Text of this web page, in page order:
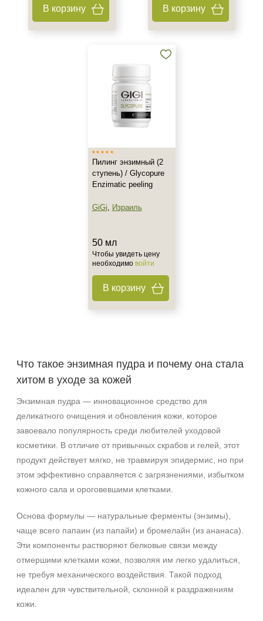
Любой возраст (от 18 лет)
Результат
Обновление клеток
Ровный тон
Сияние
Область применения
Лицо
Шея
Объём
В корзину В корзину
Пилинг энзимный (2
ступень) / Glycopure
Enzimatic peeling
GiGi, Израиль
50 мл
Чтобы увидеть цену
необходимо войти
В корзину
Что такое энзимная пудра и почему она стала
хитом в уходе за кожей
Энзимная пудра — инновационное средство для
деликатного очищения и обновления кожи, которое
завоевало популярность среди любителей уходовой
косметики. В отличие от привычных скрабов и гелей, этот
продукт действует мягко, не травмируя эпидермис, но при
этом эффективно справляется с загрязнениями, избытком
кожного сала и ороговевшими клетками.
Основа формулы — натуральные ферменты (энзимы),
чаще всего папаин (из папайи) и бромелайн (из ананаса).
Эти компоненты растворяют белковые связи между
отмершими клетками кожи, позволяя им легко удалиться,
не требуя механического воздействия. Такой подход
идеален для чувствительной, склонной к раздражениям
кожи.